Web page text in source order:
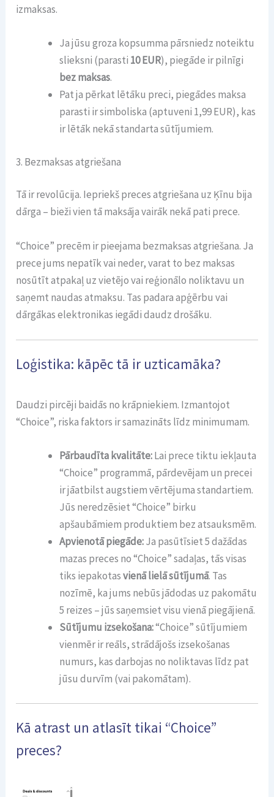
izmaksas.
Ja jūsu groza kopsumma pārsniedz noteiktu
slieksni (parasti 10 EUR), piegāde ir pilnīgi
bez maksas.
Pat ja pērkat lētāku preci, piegādes maksa
parasti ir simboliska (aptuveni 1,99 EUR), kas
ir lētāk nekā standarta sūtījumiem.
3. Bezmaksas atgriešana
Tā ir revolūcija. Iepriekš preces atgriešana uz Ķīnu bija
dārga – bieži vien tā maksāja vairāk nekā pati prece.
“Choice” precēm ir pieejama bezmaksas atgriešana. Ja
prece jums nepatīk vai neder, varat to bez maksas
nosūtīt atpakaļ uz vietējo vai reģionālo noliktavu un
saņemt naudas atmaksu. Tas padara apģērbu vai
dārgākas elektronikas iegādi daudz drošāku.
Loģistika: kāpēc tā ir uzticamāka?
Daudzi pircēji baidās no krāpniekiem. Izmantojot
“Choice”, riska faktors ir samazināts līdz minimumam.
Pārbaudīta kvalitāte:Lai prece tiktu iekļauta
“Choice” programmā, pārdevējam un precei
ir jāatbilst augstiem vērtējuma standartiem.
Jūs neredzēsiet “Choice” birku
apšaubāmiem produktiem bez atsauksmēm.
Apvienotā piegāde:Ja pasūtīsiet 5 dažādas
mazas preces no “Choice” sadaļas, tās visas
tiks iepakotasvienā lielā sūtījumā. Tas
nozīmē, ka jums nebūs jādodas uz pakomātu
5 reizes – jūs saņemsiet visu vienā piegājienā.
Sūtījumu izsekošana:“Choice” sūtījumiem
vienmēr ir reāls, strādājošs izsekošanas
numurs, kas darbojas no noliktavas līdz pat
jūsu durvīm (vai pakomātam).
Kā atrast un atlasīt tikai “Choice”
preces?